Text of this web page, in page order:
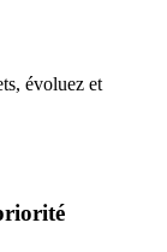
évoluez et